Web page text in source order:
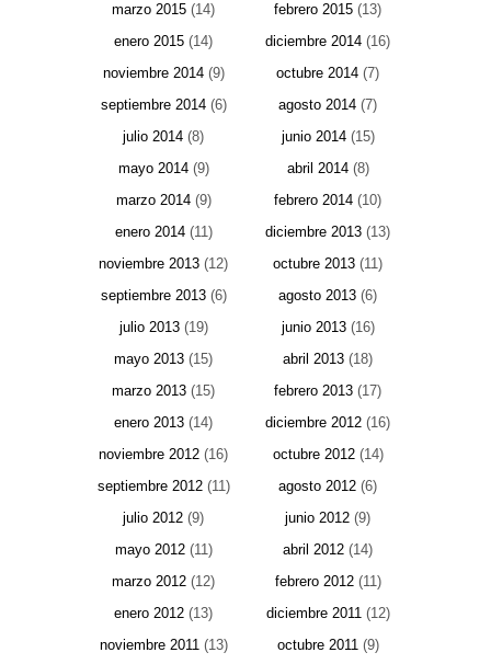
marzo 2015 (14) febrero 2015 (13)
enero 2015 (14) diciembre 2014 (16)
noviembre 2014(9) octubre 2014 (7)
septiembre 2014(6) agosto 2014 (7)
julio 2014 (8) junio 2014(15)
mayo 2014(9) abril 2014(8)
marzo 2014(9) febrero 2014 (10)
enero 2014(11) diciembre 2013 (13)
noviembre 2013 (12) octubre 2013 (11)
septiembre 2013(6) agosto 2013 (6)
julio 2013(19) junio 2013(16)
mayo 2013 (15) abril 2013 (18)
marzo 2013 (15) febrero 2013 (17)
enero 2013 (14) diciembre 2012 (16)
noviembre 2012 (16) octubre 2012(14)
septiembre 2012(11) agosto 2012 (6)
julio 2012 (9) junio 2012 (9)
mayo 2012(11) abril 2012 (14)
marzo 2012 (12) febrero 2012(11)
enero 2012 (13) diciembre 2011(12)
noviembre 2011(13) octubre 2011(9)